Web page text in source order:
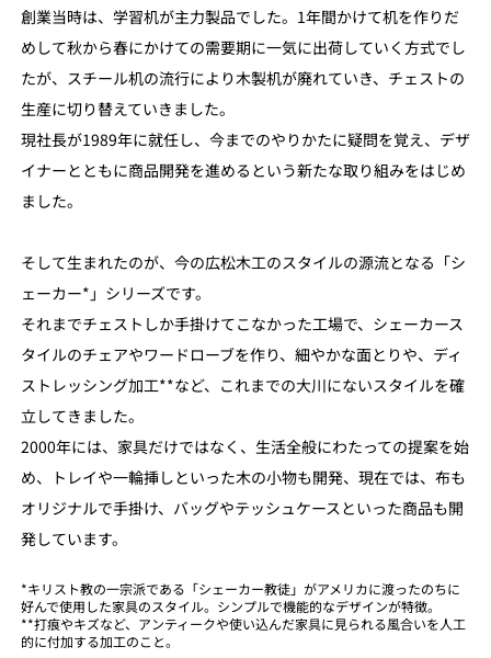
創業当時は、学習机が主力製品でした。1年間かけて机を作りだ
めして秋から春にかけての需要期に一気に出荷していく方式でし
たが、スチール机の流行により木製机が廃れていき、チェストの
生産に切り替えていきました。
現社長が1989年に就任し、今までのやりかたに疑問を覚え、デザ
イナーとともに商品開発を進めるという新たな取り組みをはじめ
ました。
そして生まれたのが、今の広松木工のスタイルの源流となる「シ
ェーカー*」シリーズです。
それまでチェストしか手掛けてこなかった工場で、シェーカース
タイルのチェアやワードローブを作り、細やかな面とりや、ディ
ストレッシング加工**など、これまでの大川にないスタイルを確
立してきました。
2000年には、家具だけではなく、生活全般にわたっての提案を始
め、トレイや一輪挿しといった木の小物も開発、現在では、布も
オリジナルで手掛け、バッグやテッシュケースといった商品も開
発しています。
*キリスト教の一宗派である「シェーカー教徒」がアメリカに渡ったのちに
好んで使用した家具のスタイル。シンプルで機能的なデザインが特徴。
**打痕やキズなど、アンティークや使い込んだ家具に見られる風合いを人工
的に付加する加工のこと。